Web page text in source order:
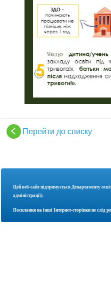
Перейти до списку
Цей веб-сайт підтримується Департаменту
адміністрації).
Посилання на інші Інтернет-сторінки не слід